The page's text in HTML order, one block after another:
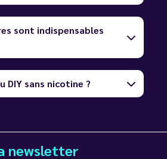
sont indispensables
DIY sans nicotine ?
newsletter